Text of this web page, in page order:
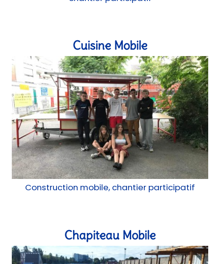
Construction mobile, chantier participatif
Chapiteau Mobile